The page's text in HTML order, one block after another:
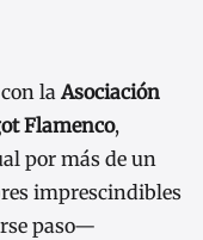
con laAsociación
Flamenco,
por más de un
imprescindibles
paso—